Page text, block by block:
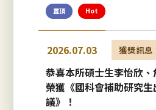
置頂 Hot
2026.07.03 獲獎訊息
恭喜本所碩士生李怡欣
榮獲《國科會補助研究
議》！